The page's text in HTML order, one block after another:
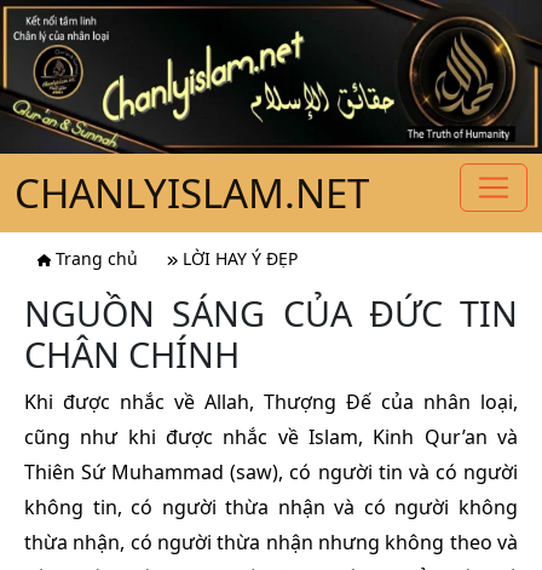
CHANLYISLAM.NET
Trang chủ LỜI HAY Ý ĐẸP
NGUỒN SÁNG CỦA ĐỨC TIN
CHÂN CHÍNH
Khi được nhắc về Allah, Thượng Đế của nhân loại,
cũng như khi được nhắc về Islam, Kinh Qur’an và
Thiên Sứ Muhammad (saw), có người tin và có người
không tin, có người thừa nhận và có người không
thừa nhận, có người thừa nhận nhưng không theo và